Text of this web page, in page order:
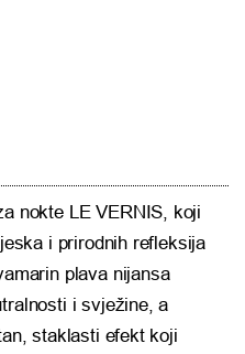
nokte LE VERNIS, koji
i prirodnih refleksija
plava nijansa
i svježine, a
staklasti efekt koji